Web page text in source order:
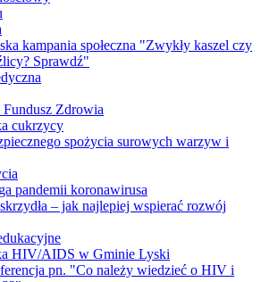
kampania społeczna "Zwykły kaszel czy
Sprawdź"
Zdrowia
cukrzycy
spożycia surowych warzyw i
pandemii koronawirusa
– jak najlepiej wspierać rozwój
HIV/AIDS w Gminie Lyski
pn. "Co należy wiedzieć o HIV i